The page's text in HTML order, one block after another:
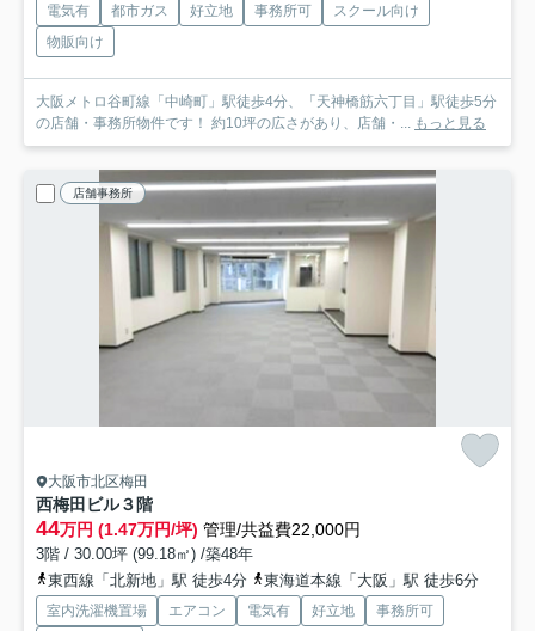
電気有 都市ガス 好立地 事務所可
スクール向け
物販向け
大阪メトロ谷町線「中崎町」駅徒歩4分、「天神橋筋六丁目」駅徒歩5分
の店舗・事務所物件です！ 約10坪の広さがあり、店舗・...
もっと見る
店舗事務所
大阪市北区梅田
西梅田ビル３階
44万円 (1.47万円/坪) 管理/共益費22,000円
3階 / 30.00坪 (99.18㎡) /築48年
東西線「北新地」駅 徒歩4分
東海道本線「大阪」駅 徒歩6分
室内洗濯機置場 エアコン 電気有 好立地
事務所可